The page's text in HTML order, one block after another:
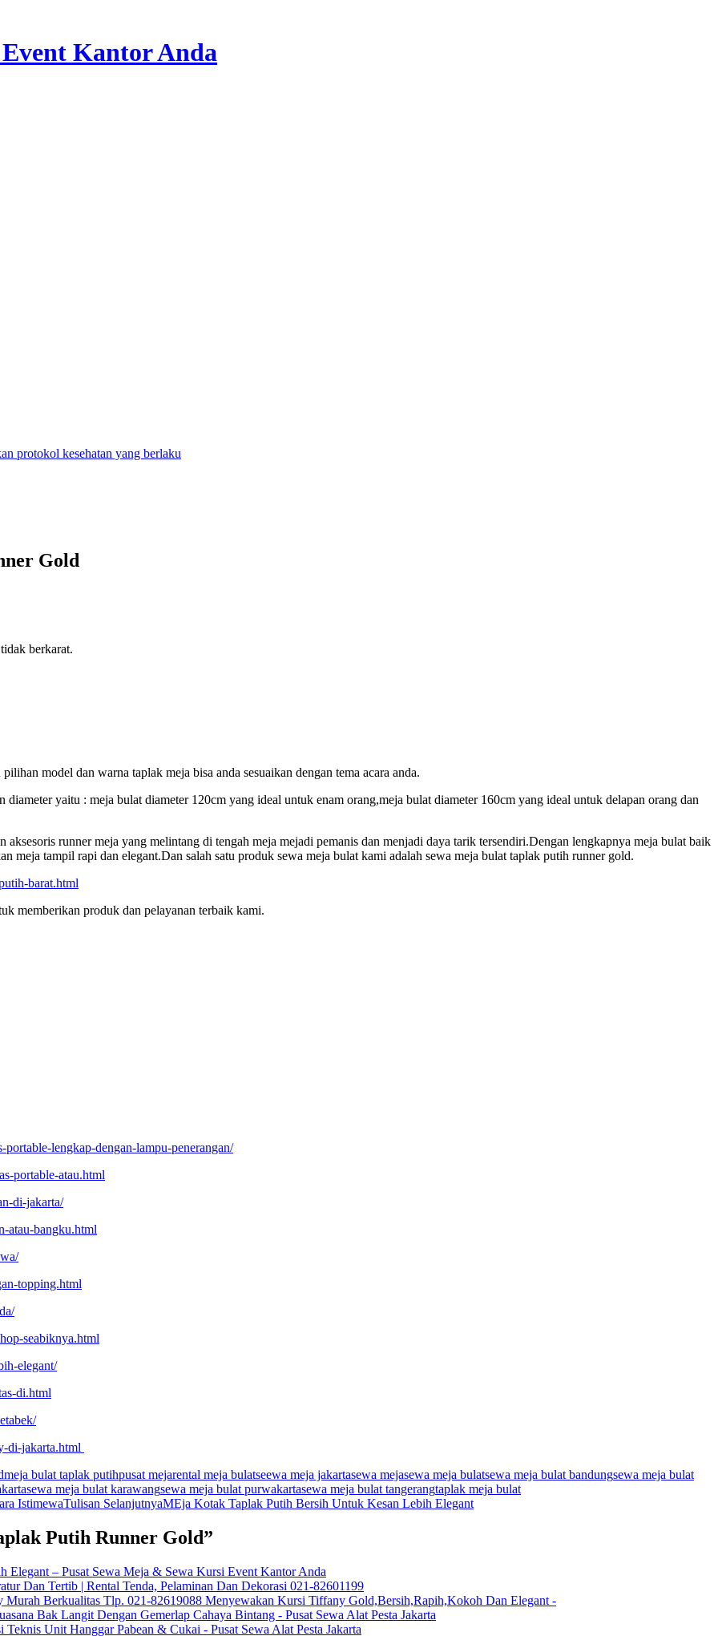
Kantor Anda
protokol kesehatan yang berlaku
Gold
berkarat.
model dan warna taplak meja bisa anda sesuaikan dengan tema acara anda.
diameter yaitu : meja bulat diameter 120cm yang ideal untuk enam orang,meja bulat diameter 160cm yang ideal untuk delapan orang dan
runner meja yang melintang di tengah meja mejadi pemanis dan menjadi daya tarik tersendiri.Dengan lengkapnya meja bulat baik
meja tampil rapi dan elegant.Dan salah satu produk sewa meja bulat kami adalah sewa meja bulat taplak putih runner gold.
barat.html
memberikan produk dan pelayanan terbaik kami.
lengkap-dengan-lampu-penerangan/
portable-atau.html
di-jakarta/
atau-bangku.html
topping.html
seabiknya.html
elegant/
di.html
di-jakarta.html
meja bulat taplak putihpusat mejarental meja bulatseewa meja jakartasewa mejasewa meja bulatsewa meja bulat bandungsewa meja bulat
sewa meja bulat karawangsewa meja bulat purwakartasewa meja bulat tangerangtaplak meja bulat
IstimewaTulisan SelanjutnyaMEja Kotak Taplak Putih Bersih Untuk Kesan Lebih Elegant
Putih Runner Gold”
– Pusat Sewa Meja & Sewa Kursi Event Kantor Anda
Dan Tertib | Rental Tenda, Pelaminan Dan Dekorasi 021-82601199
Berkualitas Tlp. 021-82619088 Menyewakan Kursi Tiffany Gold,Bersih,Rapih,Kokoh Dan Elegant -
Bak Langit Dengan Gemerlap Cahaya Bintang - Pusat Sewa Alat Pesta Jakarta
Unit Hanggar Pabean & Cukai - Pusat Sewa Alat Pesta Jakarta